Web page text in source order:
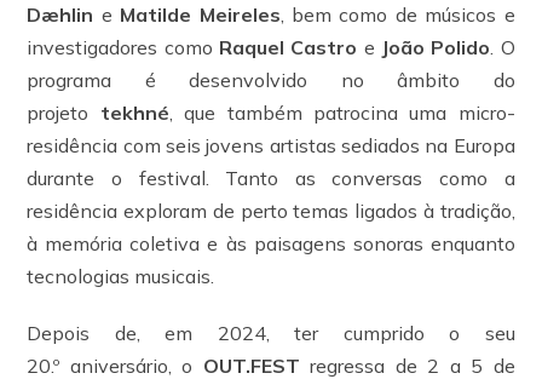
Dæhlin e Matilde Meireles , bem como de músicos e
investigadores como Raquel Castro e João Polido . O
programa é desenvolvido no âmbito do
projeto tekhné , que também patrocina uma micro-
residência com seis jovens artistas sediados na Europa
durante o festival. Tanto as conversas como a
residência exploram de perto temas ligados à tradição,
à memória coletiva e às paisagens sonoras enquanto
tecnologias musicais.
Depois de, em 2024, ter cumprido o seu
20.º aniversário, o OUT.FEST regressa de 2 a 5 de